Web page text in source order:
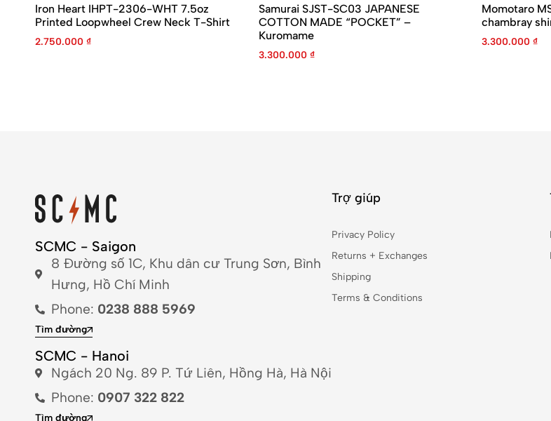
Iron Heart IHPT-2306-WHT 7.5oz
Printed Loopwheel Crew Neck T-Shirt
2.750.000 ₫
Samurai SJST-SC03 JAPANESE
COTTON MADE “POCKET” –
Kuromame
3.300.000 ₫
Momotaro
chambray
3.300.000 ₫
SCMC - Saigon
8 Đường số 1C, Khu dân cư Trung Sơn, Bình
Hưng, Hồ Chí Minh
Phone: 0238 888 5969
Tìm đường
SCMC - Hanoi
Ngách 20 Ng. 89 P. Tứ Liên, Hồng Hà, Hà Nội
Phone: 0907 322 822
Tìm đường
Trợ giúp
Privacy Policy
Returns + Exchanges
Shipping
Terms & Conditions